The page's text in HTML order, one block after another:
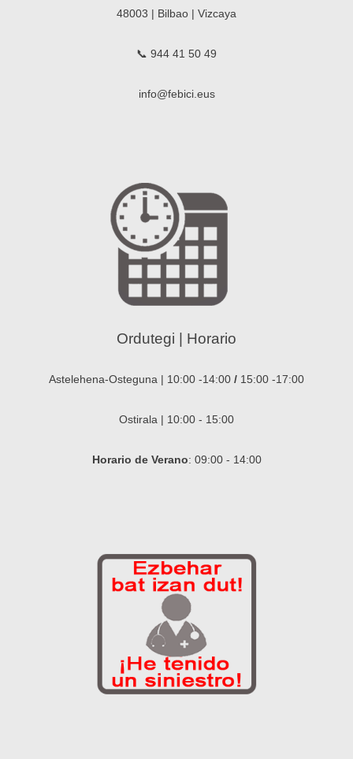
48003 | Bilbao | Vizcaya
📞 944 41 50 49
info@febici.eus
Ordutegi | Horario
Astelehena-Osteguna | 10:00 -14:00 / 15:00 -17:00
Ostirala | 10:00 - 15:00
Horario de Verano: 09:00 - 14:00